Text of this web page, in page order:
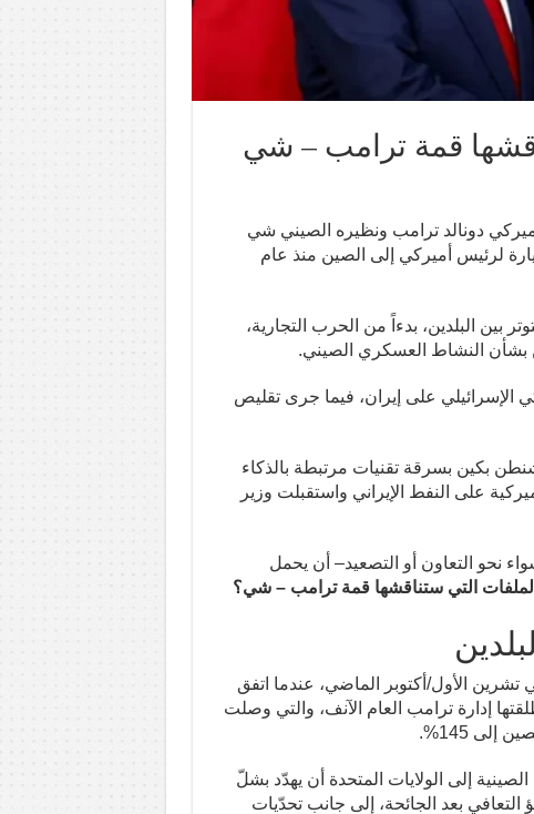
قمة ترامب – شي
دونالد ترامب ونظيره الصيني شي
لرئيس أميركي إلى الصين منذ عام
بين البلدين، بدءاً من الحرب التجارية،
بشأن النشاط العسكري الصيني.
الإسرائيلي على إيران، فيما جرى تقليص
بكين بسرقة تقنيات مرتبطة بالذكاء
على النفط الإيراني واستقبلت وزير
نحو التعاون أو التصعيد– أن يحمل
التي ستناقشها قمة ترامب – شي؟
تشرين الأول/أكتوبر الماضي، عندما اتفق
إدارة ترامب العام الآنف، والتي وصلت
145%.
إلى الولايات المتحدة أن يهدّد بشلّ
بعد الجائحة، إلى جانب تحدّيات